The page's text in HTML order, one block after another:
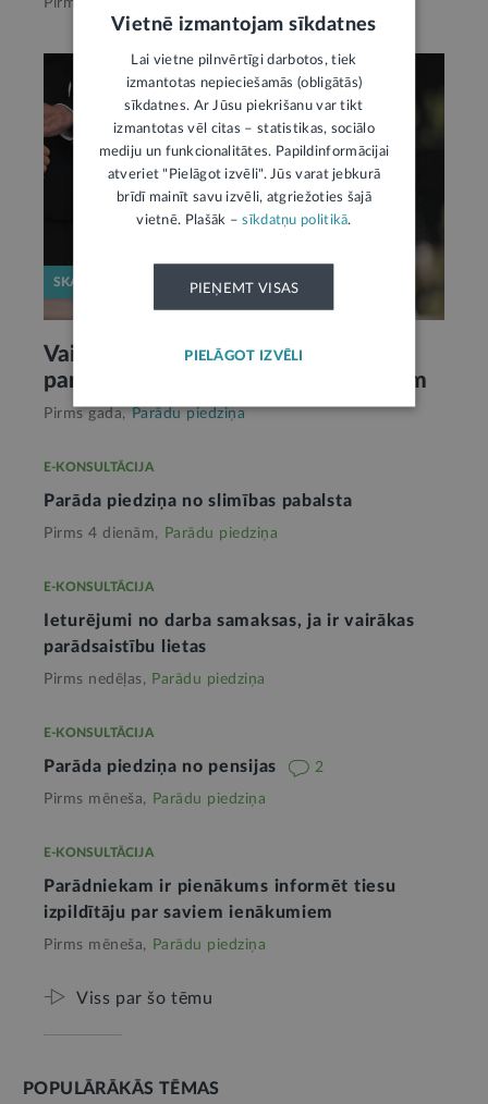
SKAIDROJUMS
Vai mantiniekiem jāatmaksā aizgājēja
parāds Uzturlīdzekļu garantiju fondam
Pirms gada, Parādu piedziņa
E-KONSULTĀCIJA
Parāda piedziņa no slimības pabalsta
Pirms 4 dienām, Parādu piedziņa
E-KONSULTĀCIJA
Ieturējumi no darba samaksas, ja ir vairākas
parādsaistību lietas
Pirms nedēļas, Parādu piedziņa
E-KONSULTĀCIJA
Parāda piedziņa no pensijas 2
Pirms mēneša, Parādu piedziņa
E-KONSULTĀCIJA
Parādniekam ir pienākums informēt tiesu
izpildītāju par saviem ienākumiem
Pirms mēneša, Parādu piedziņa
Viss par šo tēmu
POPULĀRĀKĀS TĒMAS
Vietnē izmantojam sīkdatnes
Lai vietne pilnvērtīgi darbotos, tiek
izmantotas nepieciešamās (obligātās)
sīkdatnes. Ar Jūsu piekrišanu var tikt
izmantotas vēl citas – statistikas, sociālo
mediju un funkcionalitātes. Papildinformācijai
atveriet "Pielāgot izvēli". Jūs varat jebkurā
brīdī mainīt savu izvēli, atgriežoties šajā
vietnē. Plašāk –sīkdatņu politikā.
PIEŅEMT VISAS
PIELĀGOT IZVĒLI